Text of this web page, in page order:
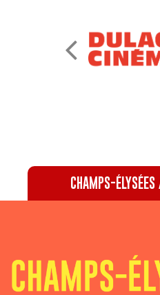
CHAMPS-ÉLYSÉES
Recevez